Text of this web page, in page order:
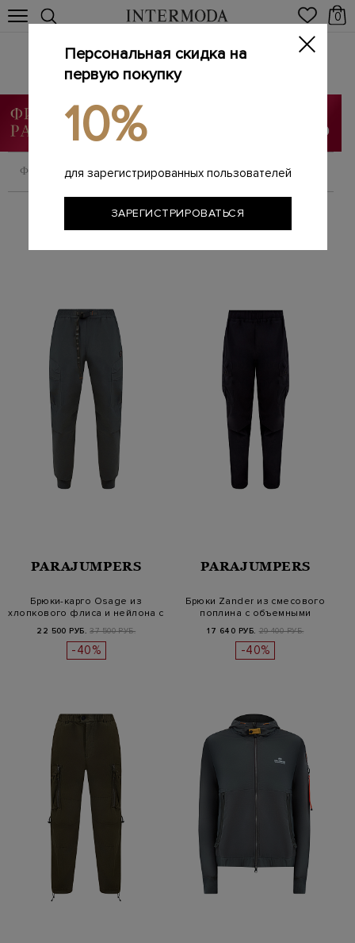
0
Одежда
Главная / Мужчинам
ФИЛЬТРОВАТЬ СОРТИРОВАТЬ
PARAJUMPERS
Брюки-карго Osage из
хлопкового флиса и нейлона с
кара…
22 500 РУБ. 37 500 РУБ.
-40%
PARAJUMPERS
Брюки Zander из смесового
поплина с объемными
карманам…
17 640 РУБ. 29 400 РУБ.
-40%
Персональная скидка на
первую покупку
10%
для зарегистрированных пользователей
ЗАРЕГИСТРИРОВАТЬСЯ